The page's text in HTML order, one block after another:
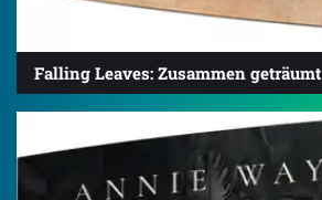
Falling Leaves: Zusammen geträumt